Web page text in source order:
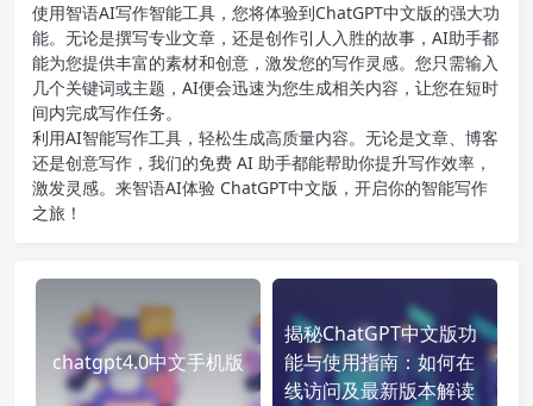
使用智语AI写作智能工具，您将体验到ChatGPT中文版的强大功
能。无论是撰写专业文章，还是创作引人入胜的故事，AI助手都
能为您提供丰富的素材和创意，激发您的写作灵感。您只需输入
几个关键词或主题，AI便会迅速为您生成相关内容，让您在短时
间内完成写作任务。
利用AI智能写作工具，轻松生成高质量内容。无论是文章、博客
还是创意写作，我们的免费 AI 助手都能帮助你提升写作效率，
激发灵感。来智语AI体验 ChatGPT中文版 ，开启你的智能写作
之旅！
chatgpt4.0中文手机版
揭秘ChatGPT中文版功
能与使用指南：如何在
线访问及最新版本解读